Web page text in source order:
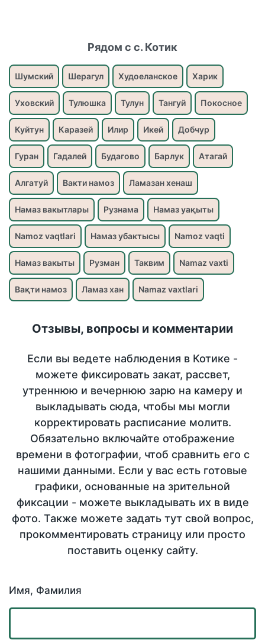
Рядом с с. Котик
Шумский Шерагул Худоеланское Харик
Уховский Тулюшка Тулун Тангуй Покосное
Куйтун Каразей Илир Икей Добчур
Гуран Гадалей Будагово Барлук Атагай
Алгатуй Вакти намоз Ламазан хенаш
Намаз вакытлары Рузнама Намаз уақыты
Namoz vaqtlari Намаз убактысы Namoz vaqti
Намаз вакыты Рузман Таквим Namaz vaxti
Вақти намоз Ламаз хан Namaz vaxtlari
Отзывы, вопросы и комментарии
Если вы ведете наблюдения в Котике -
можете фиксировать закат, рассвет,
утреннюю и вечернюю зарю на камеру и
выкладывать сюда, чтобы мы могли
корректировать расписание молитв.
Обязательно включайте отображение
времени в фотографии, чтоб сравнить его с
нашими данными. Если у вас есть готовые
графики, основанные на зрительной
фиксации - можете выкладывать их в виде
фото. Также можете задать тут свой вопрос,
прокомментировать страницу или просто
поставить оценку сайту.
Имя, Фамилия